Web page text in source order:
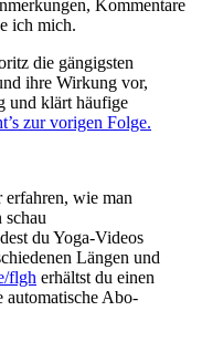
Kommentare
ich mich.
die gängigsten
ihre Wirkung vor,
und klärt häufige
zur vorigen Folge.
erfahren, wie man
schau
du Yoga-Videos
Längen und
flgh erhältst du einen
automatische Abo-